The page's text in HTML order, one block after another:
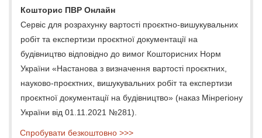
Кошторис ПВР Онлайн
Сервіс для розрахунку вартості проєктно-вишукувальних
робіт та експертизи проєктної документації на
будівництво відповідно до вимог Кошторисних Норм
України «Настанова з визначення вартості проєктних,
науково-проєктних, вишукувальних робіт та експертизи
проєктної документації на будівництво» (наказ Мінрегіону
України від 01.11.2021 №281).
Спробувати безкоштовно >>>